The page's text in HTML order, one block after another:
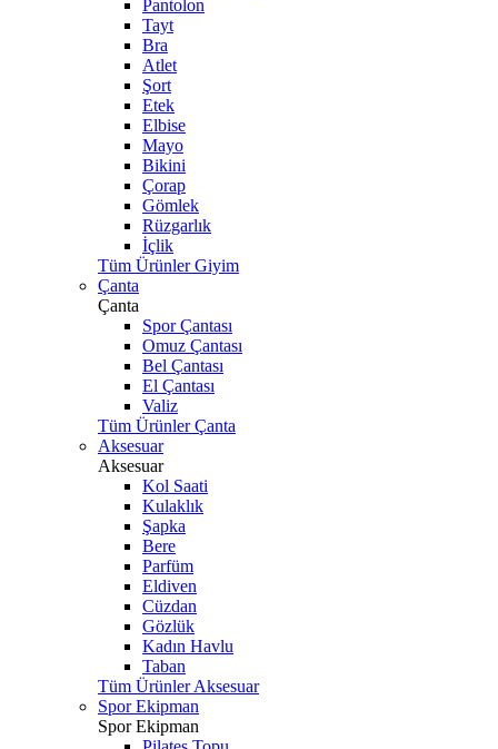
Pantolon
Tayt
Bra
Atlet
Şort
Etek
Elbise
Mayo
Bikini
Çorap
Gömlek
Rüzgarlık
İçlik
Tüm Ürünler Giyim
Çanta
Çanta
Spor Çantası
Omuz Çantası
Bel Çantası
El Çantası
Valiz
Tüm Ürünler Çanta
Aksesuar
Aksesuar
Kol Saati
Kulaklık
Şapka
Bere
Parfüm
Eldiven
Cüzdan
Gözlük
Kadın Havlu
Taban
Tüm Ürünler Aksesuar
Spor Ekipman
Spor Ekipman